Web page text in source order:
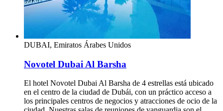
DUBAI, Emiratos Árabes Unidos
Novotel Dubai Al Barsha
El hotel Novotel Dubai Al Barsha de 4 estrellas está ubicado
en el centro de la ciudad de Dubái, con un práctico acceso a
los principales centros de negocios y atracciones de ocio de la